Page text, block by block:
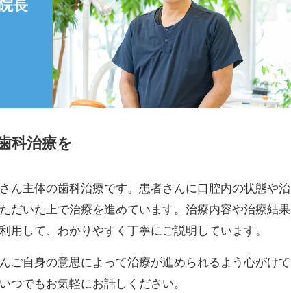
長
科治療を
ん主体の歯科治療です。患者さんに口腔内の状態や治
だいた上で治療を進めています。治療内容や治療結果
用して、わかりやすく丁寧にご説明しています。
ご自身の意思によって治療が進められるよう心がけて
つでもお気軽にお話しください。